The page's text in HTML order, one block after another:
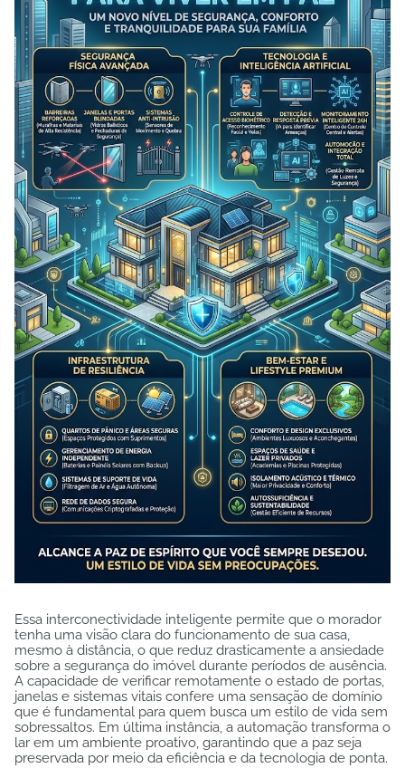
Essa interconectividade inteligente permite que o morador
tenha uma visão clara do funcionamento de sua casa,
mesmo à distância, o que reduz drasticamente a ansiedade
sobre a segurança do imóvel durante períodos de ausência.
A capacidade de verificar remotamente o estado de portas,
janelas e sistemas vitais confere uma sensação de domínio
que é fundamental para quem busca um estilo de vida sem
sobressaltos. Em última instância, a automação transforma o
lar em um ambiente proativo, garantindo que a paz seja
preservada por meio da eficiência e da tecnologia de ponta.